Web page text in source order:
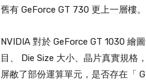
舊有 GeForce GT 730 更上一層樓。
NVIDIA 對於 GeForce GT 1030 繪
目、 Die Size 大小、晶片真實規格
屏敝了部份運算單元，是否存在「